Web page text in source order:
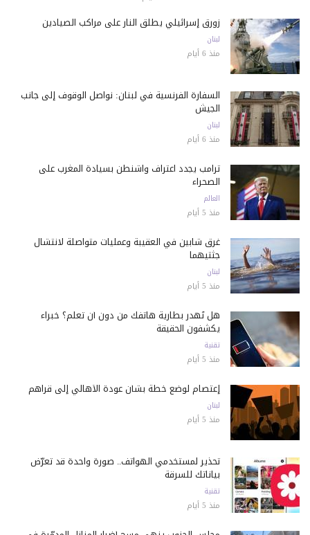
زورق إسرائيلي يطلق النار على مراكب الصيادين
لبنان
منذ 6 أيام
السفارة الفرنسية في لبنان: نواصل الوقوف إلى جانب
الجيش
لبنان
منذ 6 أيام
ترامب يجدد اعتراف واشنطن بسيادة المغرب على
الصحراء
العالم
منذ 5 أيام
غرق شابين في العقيبة وعمليات متواصلة لانتشال
جثتيهما
لبنان
منذ 5 أيام
هل تُهدر بطارية هاتفك من دون أن تعلم؟ خبراء
يكشفون الحقيقة
تقنية
منذ 5 أيام
إعتصام لوضع خطة بشأن عودة الأهالي إلى قراهم
لبنان
منذ 5 أيام
تحذير لمستخدمي الهواتف.. صورة واحدة قد تعرّض
بياناتك للسرقة
تقنية
منذ 5 أيام